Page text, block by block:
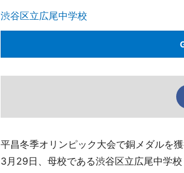
渋谷区立広尾中学校
平昌冬季オリンピック大会で銅メダルを
3月29日、母校である渋谷区立広尾中学